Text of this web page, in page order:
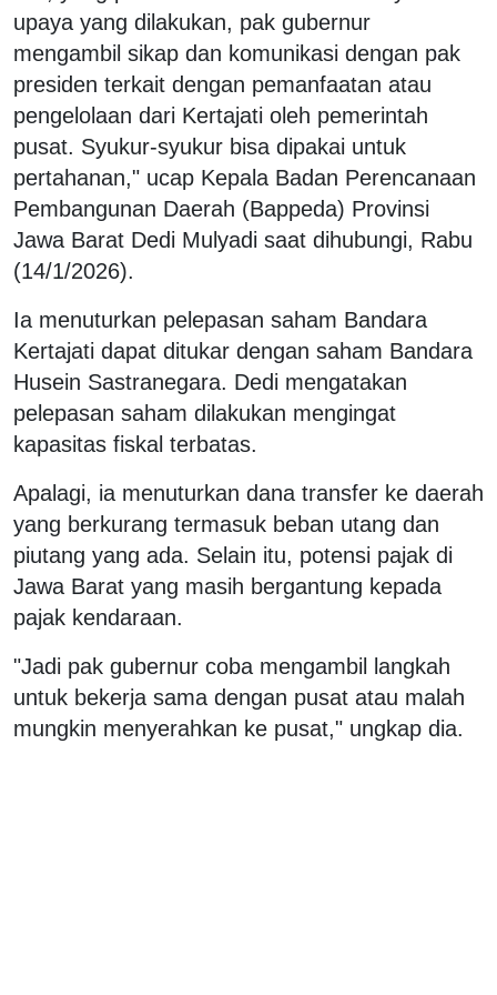
upaya yang dilakukan, pak gubernur
mengambil sikap dan komunikasi dengan pak
presiden terkait dengan pemanfaatan atau
pengelolaan dari Kertajati oleh pemerintah
pusat. Syukur-syukur bisa dipakai untuk
pertahanan," ucap Kepala Badan Perencanaan
Pembangunan Daerah (Bappeda) Provinsi
Jawa Barat Dedi Mulyadi saat dihubungi, Rabu
(14/1/2026).
Ia menuturkan pelepasan saham Bandara
Kertajati dapat ditukar dengan saham Bandara
Husein Sastranegara. Dedi mengatakan
pelepasan saham dilakukan mengingat
kapasitas fiskal terbatas.
Apalagi, ia menuturkan dana transfer ke daerah
yang berkurang termasuk beban utang dan
piutang yang ada. Selain itu, potensi pajak di
Jawa Barat yang masih bergantung kepada
pajak kendaraan.
"Jadi pak gubernur coba mengambil langkah
untuk bekerja sama dengan pusat atau malah
mungkin menyerahkan ke pusat," ungkap dia.